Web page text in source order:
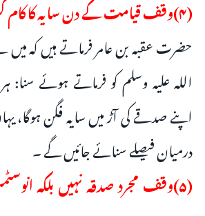
(۴)وقف قیامت کے دن سایہ کا کام کرے گا
حضرت عقبہ بن عامر فرماتے ہیں کہ
اللہ علیہ وسلم کو فرماتے ہوئے
اپنے صدقے کی آڑ میں سایہ فگن ہوگا،
درمیان فیصلے سنائے جائیں گے ۔
(۵)وقف مجرد صدقہ نہیں بلکہ